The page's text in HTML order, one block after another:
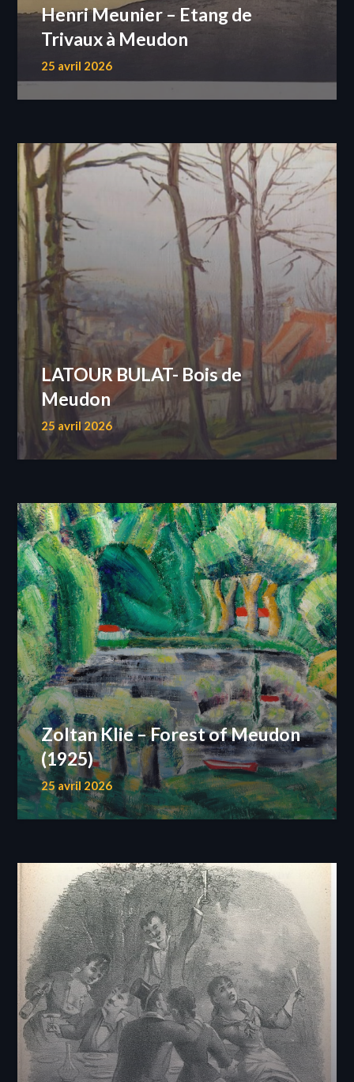
Henri Meunier – Etang de
Trivaux à Meudon
25 avril 2026
LATOUR BULAT- Bois de
Meudon
25 avril 2026
Zoltan Klie – Forest of Meudon
(1925)
25 avril 2026